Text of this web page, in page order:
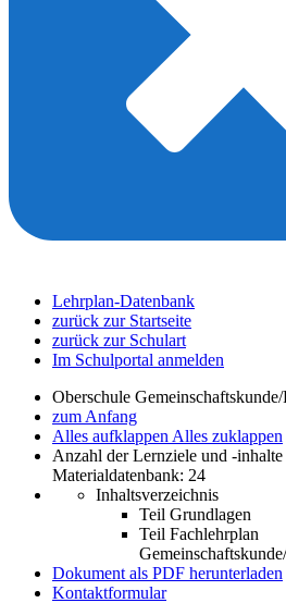
Lehrplan-Datenbank
zurück zur Startseite
zurück zur Schulart
Im Schulportal anmelden
Oberschule
zum Anfang
Alles aufklappen Alles zuklappen
Anzahl der Lernziele und -
Materialdatenbank: 24
Inhaltsverzeichnis
Teil Grundlagen
Teil Fachlehrplan
Dokument als PDF herunterladen
Kontaktformular